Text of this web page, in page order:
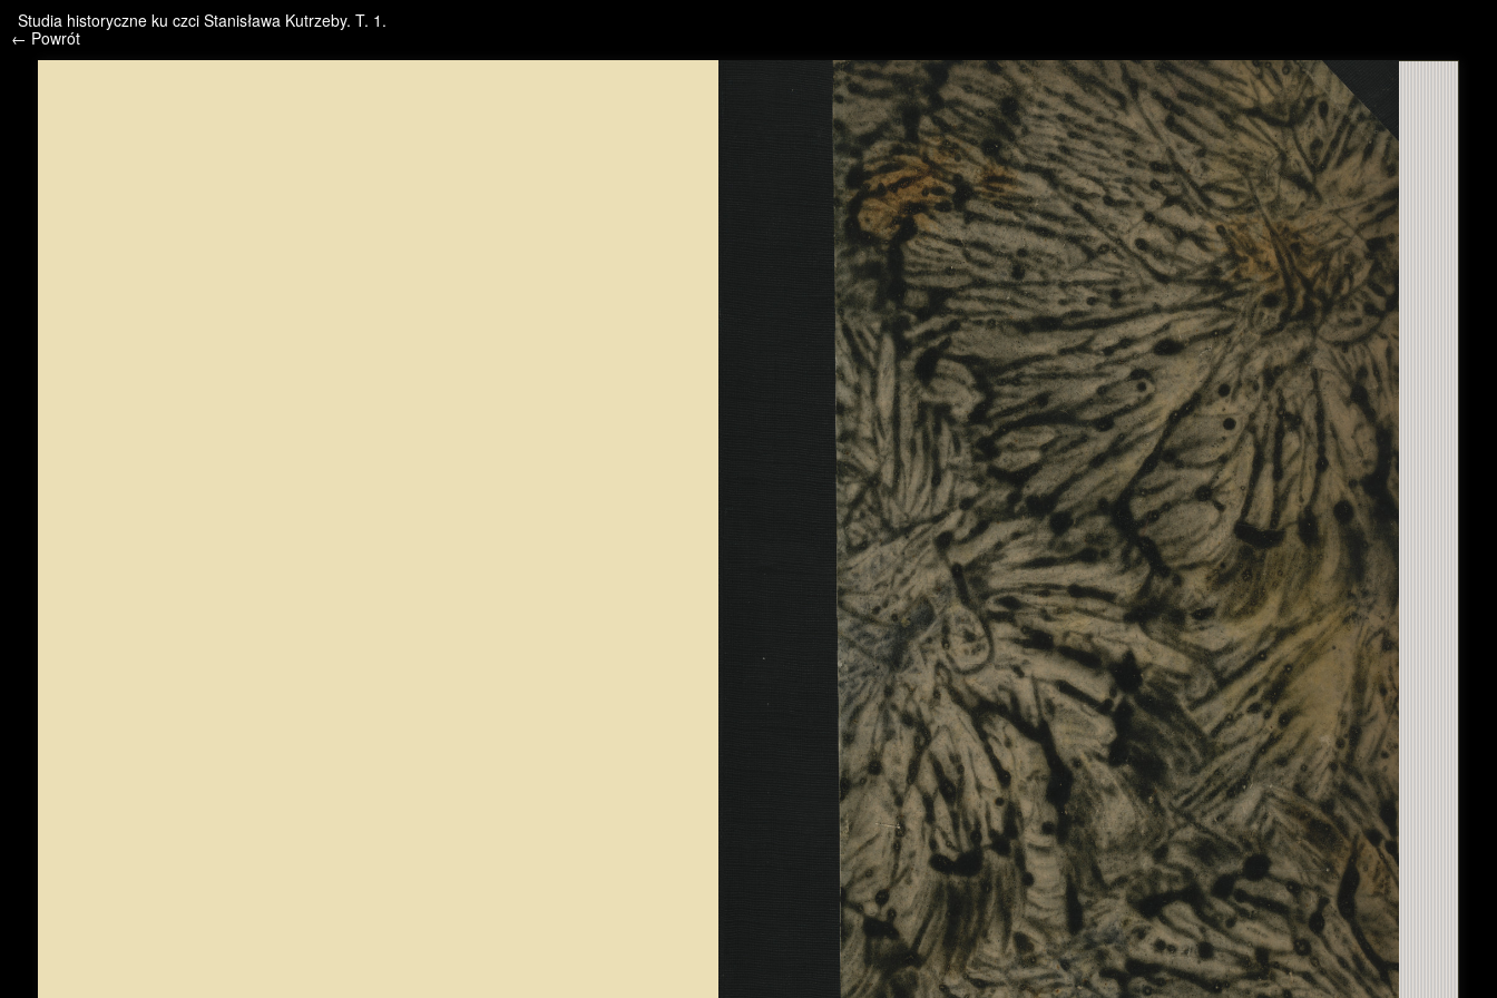
/* */ /* */ /* pliki_strona_po_stronie */
Studia historyczne ku czci Stanisława Kutrzeby. T. 1.
← Powrót